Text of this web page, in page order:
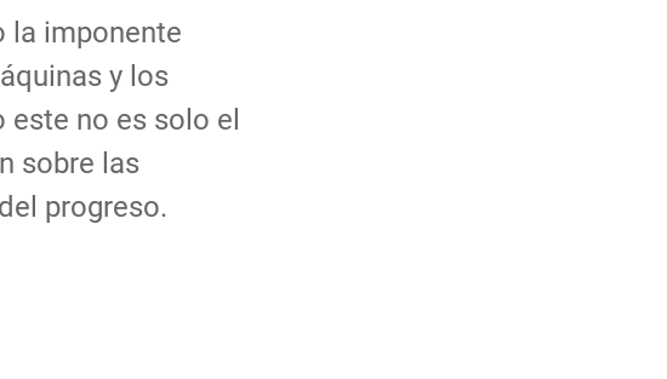
la imponente
y los
no es solo el
sobre las
progreso.